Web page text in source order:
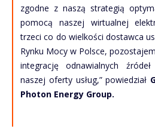
zgodne z naszą strategią
pomocą naszej wirtualnej
trzeci co do wielkości dostawca
Rynku Mocy w Polsce,
integrację odnawialnych
naszej oferty usług,” powiedział
Photon Energy Group.